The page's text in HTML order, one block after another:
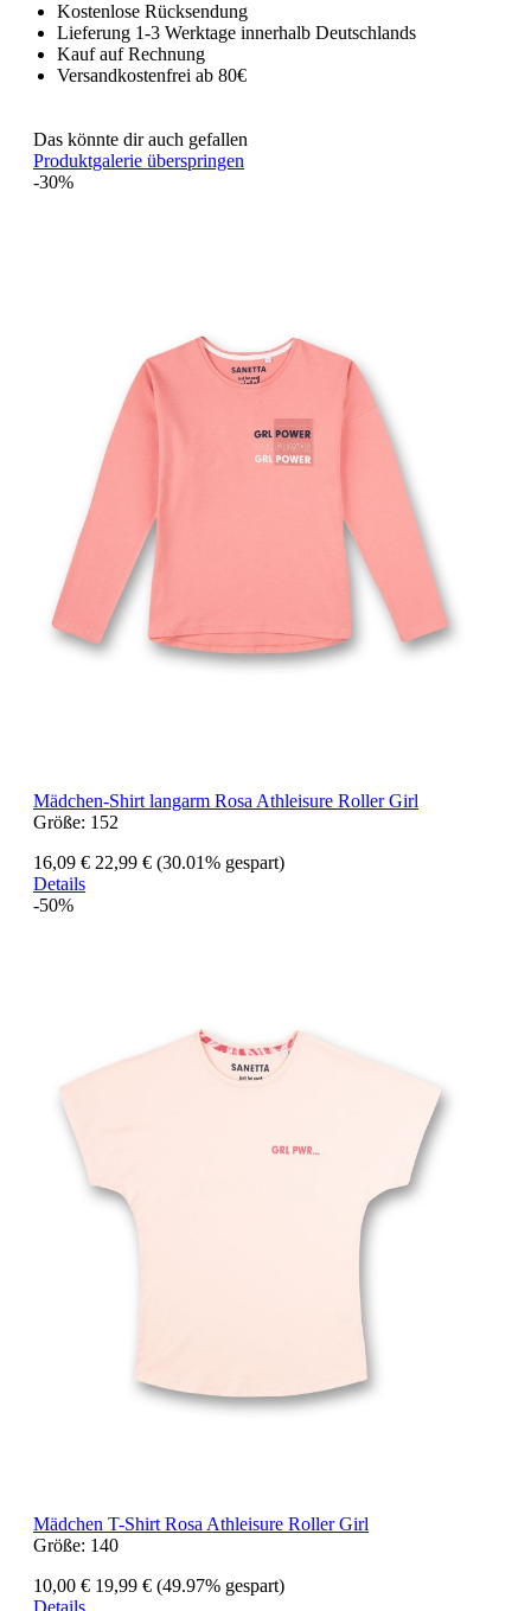
Kostenlose Rücksendung
Lieferung 1-3 Werktage innerhalb Deutschlands
Kauf auf Rechnung
Versandkostenfrei ab 80€
Das könnte dir auch gefallen
Produktgalerie überspringen
-30%
Mädchen-Shirt langarm Rosa Athleisure Roller Girl
Größe: 152
16,09 € 22,99 € (30.01% gespart)
Details
-50%
Mädchen T-Shirt Rosa Athleisure Roller Girl
Größe: 140
10,00 € 19,99 € (49.97% gespart)